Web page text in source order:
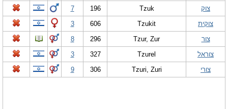
פייסבוק
צוק
Tzuk
196
7
צוקית
Tzukit
606
3
צור
Tzur, Zur
296
8
צוראל
Tzurel
327
3
צורי
Tzuri, Zuri
306
9